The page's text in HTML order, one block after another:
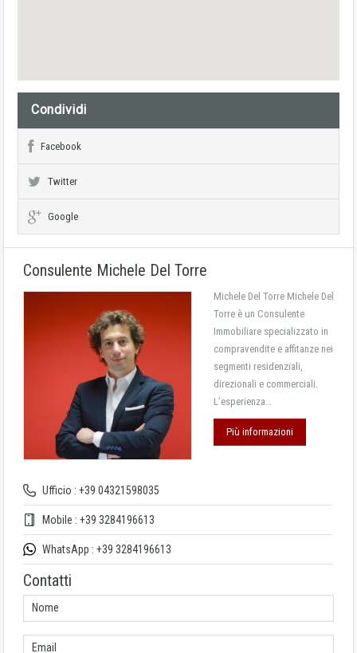
Condividi
Facebook
Twitter
Google
Consulente Michele Del Torre
Ufficio : +39 04321598035
Mobile : +39 3284196613
WhatsApp : +39 3284196613
Michele Del Torre Michele Del
Torre è un Consulente
Immobiliare specializzato in
compravendite e affitanze nei
segmenti residenziali,
direzionali e commerciali.
L’esperienza…
Più informazioni
Contatti